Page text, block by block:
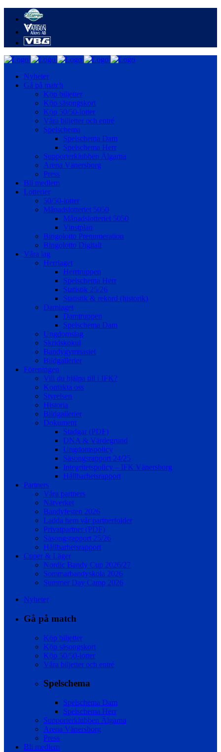
Nyheter
Gå på match
Köp biljetter
Köp säsongskort
Köp 50/50-lotter
Våra biljetter och entré
Spelschema
Spelschema Dam
Spelschema Herr
Supporterklubben Älgarna
Arena Vänersborg
Press
Bli medlem
Lotterier
50/50-lotter
Månadslotteriet 5050
Månadslotteriet 5050
Vinstplan
Bingolotto Prenumeration
Bingolotto Digitalt
Våra lag
Herrlaget
Herrtruppen
Spelschema Herr
Statistik 25/26
Statistik & rekord (historik)
Damlaget
Damtruppen
Spelschema Dam
Ungdomslag
Skridskokul
Bandygymnasiet
Bildgallerier
Föreningen
Vill du hjälpa till i IFK?
Kontakta oss
Styrelsen
Historia
Bildgallerier
Dokument
Stadgar (PDF)
DNA & Värdegrund
Ungdomspolicy
Säsongsrapport 24/25
Integritetspolicy – IFK Vänersborg
Hållbarhetsrapport
Partners
Våra partners
Nätverket
Bandyfesten 2026
Ladda hem vår partnerfolder
Privatpartner (PDF)
Säsongsrapport 25/26
Hållbarhetsrapport
Cuper & Läger
Nordic Bandy Cup 2026/27
Sommarbandyskola 2026
Summer Day Camp 2026
Nyheter
Gå på match
Köp biljetter
Köp säsongskort
Köp 50/50-lotter
Våra biljetter och entré
Spelschema
Spelschema Dam
Spelschema Herr
Supporterklubben Älgarna
Arena Vänersborg
Press
Bli medlem